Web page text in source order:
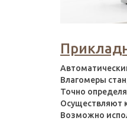
Влагомеры
Точно
Осуществляют
Возможно